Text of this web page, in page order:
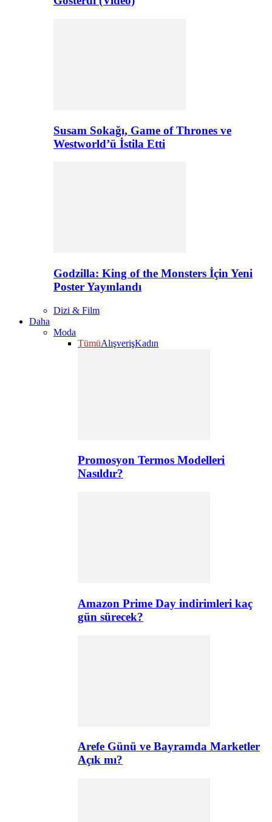
Susam Sokağı, Game of Thrones ve
Westworld’ü İstila Etti
Godzilla: King of the Monsters İçin Yeni
Poster Yayınlandı
Dizi & Film
Daha
Moda
TümüAlışverişKadın
Promosyon Termos Modelleri
Nasıldır?
Amazon Prime Day indirimleri kaç
gün sürecek?
Arefe Günü ve Bayramda Marketler
Açık mı?